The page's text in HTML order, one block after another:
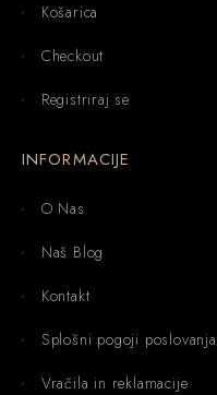
Košarica
Checkout
Registriraj se
INFORMACIJE
O Nas
Naš Blog
Kontakt
Splošni pogoji poslovanja
Vračila in reklamacije